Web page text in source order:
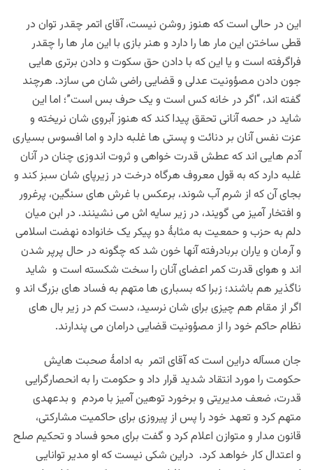
این در حالی است که هنوز روشن نیست، آقای اتمر چقدر توان در
قطی ساختن این مار ها را دارد و هنر بازی با این مار ها را چقدر
فراگرفته است و یا این که با دادن حق سکوت و دادن برتری هایی
جون دادن مصؤونیت عدلی و قضایی راضی شان می سازد. هرچند
گفته اند، “اگر در خانه کس است و یک حرف بس است”؛ اما این
شاید در حصه آنانی تحقق پیدا کند که هنوز آبروی شان نریخته و
عزت نفس آنان بر دنائت و پستی ها غلبه دارد و اما افسوس بسیاری
آدم هایی اند که عطش قدرت خواهی و ثروت اندوزی چنان در آنان
غلبه دارد که به قول معروف هرگاه درخت در زیرپای شان سبز کند و
بجای آن که از شرم آب شوند، برعکس با غرش های سنگین، پرغرور
و افتخار آمیز می گویند، در زیر سایه اش می نشینند. در ابن میان
دلم به حزب و حمعیت به مثابۀ دو پیکر یک خانواده نهضت اسلامی
و آرمان و یاران بربادرفته آنها خون شد که چگونه در حال پرپر شدن
اند و هوای قدرت کمر اعضای آنان را سخت شکسته است و شاید
ناگذیر هم باشند؛ زبرا که بسباری ها متهم به فساد های بزرگ اند و
اگر از مقام هم چیزی برای شان نرسید، دست کم در زیر بال های
نظام حاکم خود را از مصؤونیت قضایی درامان می پندارند.
جان مسآله دراین است که آقای اتمر به ادامۀ صحبت هایش
حکومت را مورد انتقاد شدید قرار داد و حکومت را به انحصارگرایی
قدرت، ضعف مدیریتی و برخورد توهین آمیز با مردم و بدعهدی
متهم کرد و تعهد خود را پس از پیروزی برای حاکمیت مشارکتی،
قانون مدار و متوازن اعلام کرد و گفت برای محو فساد و تحکیم صلح
و اعتدال کار خواهد کرد. دراین شکی نیست که او مدیر توانایی